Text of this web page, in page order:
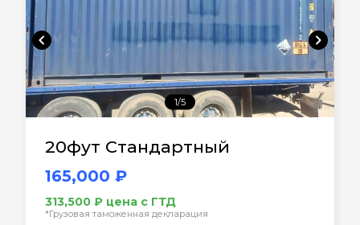
chevron_left chevron_right
1/5
20фут Стандартный
165,000 ₽
313,500 ₽ цена с ГТД
*Грузовая таможенная декларация